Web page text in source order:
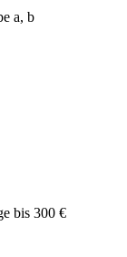
a, b
bis 300 €